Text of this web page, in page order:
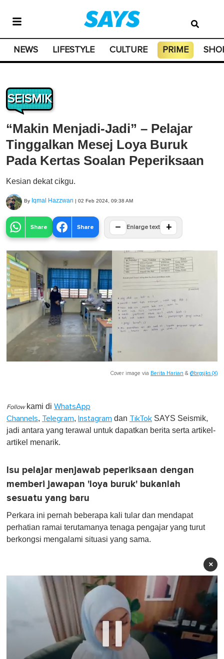
NEWS LIFESTYLE CULTURE PRIME
SEISMIK
“Makin Menjadi-Jadi” – Pelajar
Tinggalkan Mesej Loya Buruk
Pada Kertas Soalan Peperiksaan
Kesian dekat cikgu.
By Iqmal Hazzwan | 02 Feb 2024, 09:38 AM
Share Share − Enlarge text +
Cover image via Berita Harian & @brgsjks (X)
Follow kami di WhatsApp
Channels, Telegram, Instagram dan TikTok SAYS Seismik,
jadi antara yang terawal untuk dapatkan berita serta artikel-
artikel menarik.
Isu pelajar menjawab peperiksaan dengan
memberi jawapan 'loya buruk' bukanlah
sesuatu yang baru
Perkara ini pernah beberapa kali tular dan mendapat
perhatian ramai terutamanya tenaga pengajar yang turut
berkongsi mengalami situasi yang sama.
×